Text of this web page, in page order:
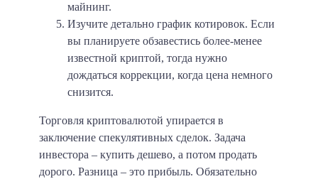
майнинг.
Изучите детально график котировок. Если
вы планируете обзавестись более-менее
известной криптой, тогда нужно
дождаться коррекции, когда цена немного
снизится.
Торговля криптовалютой упирается в
заключение спекулятивных сделок. Задача
инвестора – купить дешево, а потом продать
дорого. Разница – это прибыль. Обязательно